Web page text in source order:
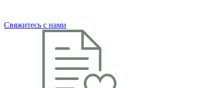
Свяжитесь с нами